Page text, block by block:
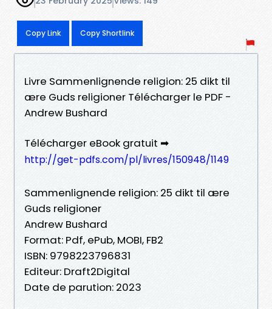
Copy Link Copy Shortlink
Livre Sammenlignende religion: 25 dikt til
ære Guds religioner Télécharger le PDF -
Andrew Bushard
Télécharger eBook gratuit ➡
http://get-pdfs.com/pl/livres/150948/1149
Sammenlignende religion: 25 dikt til ære
Guds religioner
Andrew Bushard
Format: Pdf, ePub, MOBI, FB2
ISBN: 9798223796831
Editeur: Draft2Digital
Date de parution: 2023